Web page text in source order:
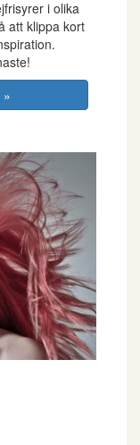
i olika
att klippa kort